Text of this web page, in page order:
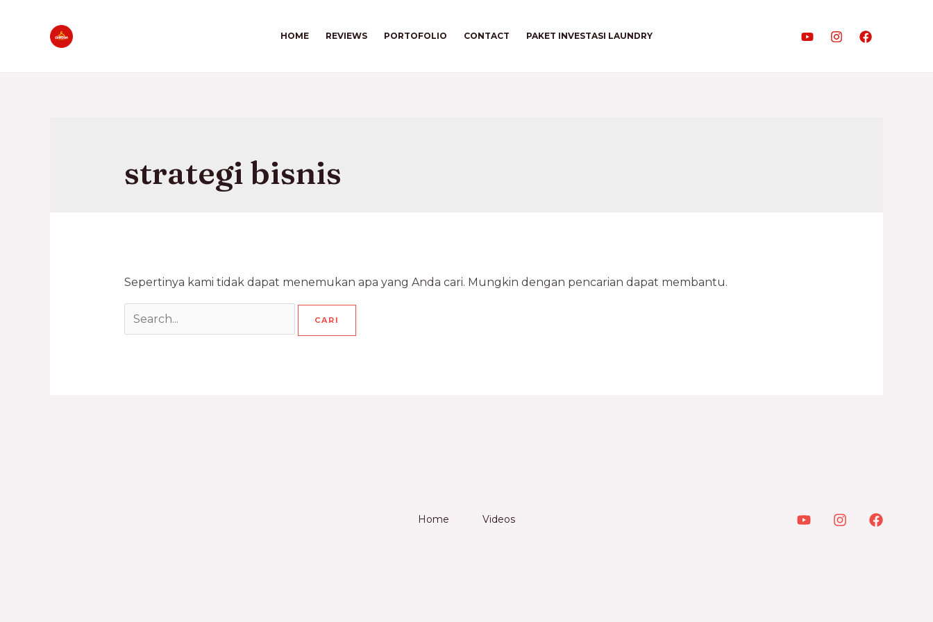
HOME REVIEWS PORTOFOLIO CONTACT PAKET INVESTASI LAUNDRY
strategi bisnis
Sepertinya kami tidak dapat menemukan apa yang Anda cari. Mungkin dengan pencarian dapat membantu.
Home Videos